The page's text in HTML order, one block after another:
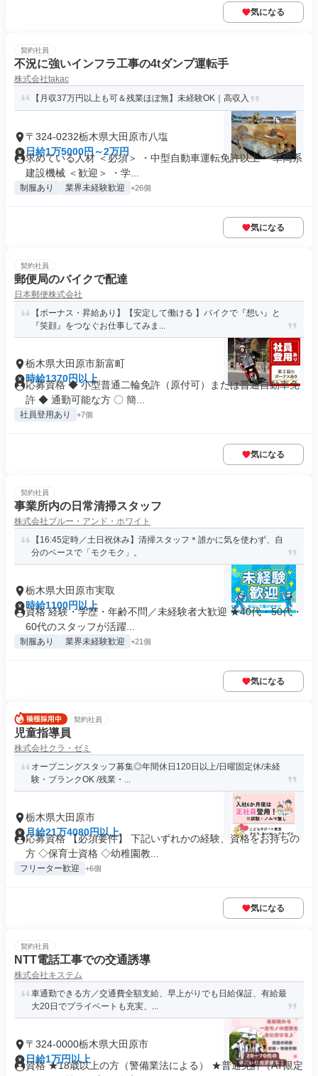
気になる
契約社員
不況に強いインフラ工事の4tダンプ運転手
株式会社takac
【月収37万円以上も可＆残業ほぼ無】未経験OK｜高収入
〒324-0232栃木県大田原市八塩
日給1万5000円～2万円
求めている人材 ＜必須＞ ・中型自動車運転免許以上 ・車両系
建設機械 ＜歓迎＞ ・学...
制服あり 業界未経験歓迎 +26個
気になる
契約社員
郵便局のバイクで配達
日本郵便株式会社
【ボーナス・昇給あり】【安定して働ける 】バイクで『想い』と
『笑顔』をつなぐお仕事してみま...
栃木県大田原市新富町
時給1370円以上
応募資格 ◆ 小型普通二輪免許（原付可）または普通自動車免
許 ◆ 通勤可能な方 〇 簡...
社員登用あり +7個
気になる
契約社員
事業所内の日常清掃スタッフ
株式会社ブルー・アンド・ホワイト
【16:45定時／土日祝休み】清掃スタッフ＊誰かに気を使わず、自
分のペースで「モクモク」。
栃木県大田原市実取
時給1100円以上
資格 経験・学歴・年齢不問／未経験者大歓迎 ★40代・50代・
60代のスタッフが活躍...
制服あり 業界未経験歓迎 +21個
気になる
契約社員
児童指導員
株式会社クラ・ゼミ
オープニングスタッフ募集◎年間休日120日以上/日曜固定休/未経
験・ブランクOK /残業・...
栃木県大田原市
月給21万4080円以上
応募資格 【必須要件】 下記いずれかの経験、資格をお持ちの
方 ◇保育士資格 ◇幼稚園教...
フリーター歓迎 +6個
気になる
契約社員
NTT電話工事での交通誘導
株式会社キステム
車通勤できる方／交通費全額支給、早上がりでも日給保証、有給最
大20日でプライベートも充実、...
〒324-0000栃木県大田原市
日給1万円以上
資格 ★18歳以上の方（警備業法による） ★普通免許（AT限定